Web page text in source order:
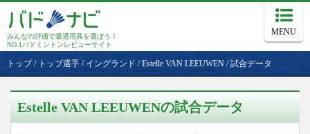
みんなの評価で最適用具を選ぼう！
NO.1バドミントンレビューサイト
MENU
トップ/ トップ選手 / イングランド /Estelle VAN LEEUWEN /試合データ
Estelle VAN LEEUWENの試合データ